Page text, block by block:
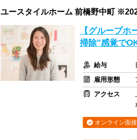
ユースタイルホーム 前橋野中町
【グループ
掃除"感覚で
給与
雇用形態
アクセス
オンライン面